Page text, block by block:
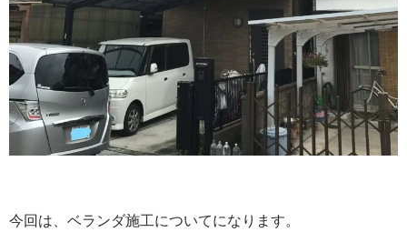
今回は、ベランダ施工についてになります。